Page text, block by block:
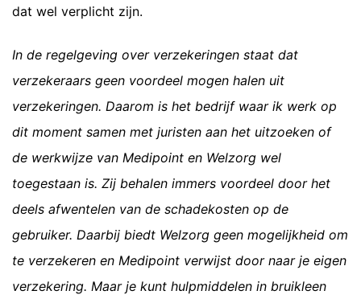
dat wel verplicht zijn.
In de regelgeving over verzekeringen staat dat
verzekeraars geen voordeel mogen halen uit
verzekeringen. Daarom is het bedrijf waar ik werk op
dit moment samen met juristen aan het uitzoeken of
de werkwijze van Medipoint en Welzorg wel
toegestaan is. Zij behalen immers voordeel door het
deels afwentelen van de schadekosten op de
gebruiker. Daarbij biedt Welzorg geen mogelijkheid om
te verzekeren en Medipoint verwijst door naar je eigen
verzekering. Maar je kunt hulpmiddelen in bruikleen